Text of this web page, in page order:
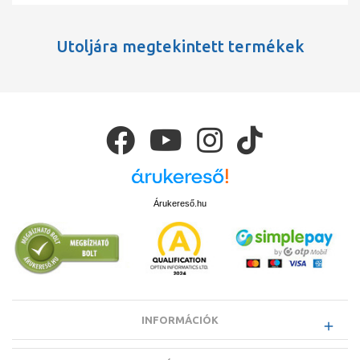
Utoljára megtekintett termékek
Árukereső.hu
INFORMÁCIÓK